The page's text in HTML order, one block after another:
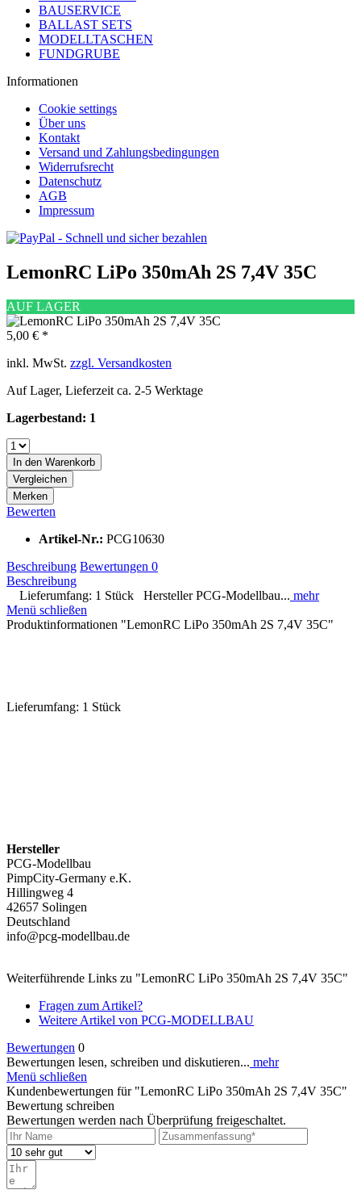
BAUSERVICE
BALLAST SETS
MODELLTASCHEN
FUNDGRUBE
Informationen
Cookie settings
Über uns
Kontakt
Versand und Zahlungsbedingungen
Widerrufsrecht
Datenschutz
AGB
Impressum
LemonRC LiPo 350mAh 2S 7,4V 35C
AUF LAGER
5,00 € *
inkl. MwSt. zzgl. Versandkosten
Auf Lager, Lieferzeit ca. 2-5 Werktage
Lagerbestand: 1
In den Warenkorb
Vergleichen
Merken
Bewerten
Artikel-Nr.: PCG10630
Beschreibung Bewertungen 0
Beschreibung
Lieferumfang: 1 Stück Hersteller PCG-Modellbau... mehr
Menü schließen
Produktinformationen "LemonRC LiPo 350mAh 2S 7,4V 35C"
Lieferumfang: 1 Stück
Hersteller
PCG-Modellbau
PimpCity-Germany e.K.
Hillingweg 4
42657 Solingen
Deutschland
info@pcg-modellbau.de
Weiterführende Links zu "LemonRC LiPo 350mAh 2S 7,4V 35C"
Fragen zum Artikel?
Weitere Artikel von PCG-MODELLBAU
Bewertungen 0
Bewertungen lesen, schreiben und diskutieren... mehr
Menü schließen
Kundenbewertungen für "LemonRC LiPo 350mAh 2S 7,4V 35C"
Bewertung schreiben
Bewertungen werden nach Überprüfung freigeschaltet.